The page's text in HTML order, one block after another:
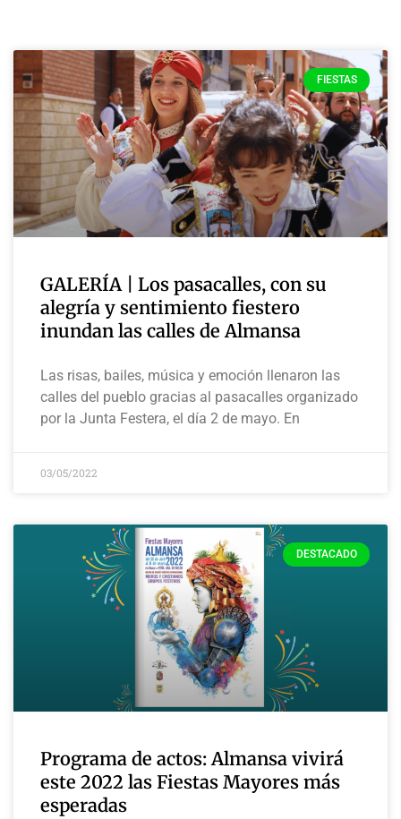
FIESTAS
GALERÍA | Los pasacalles, con su
alegría y sentimiento fiestero
inundan las calles de Almansa
Las risas, bailes, música y emoción llenaron las
calles del pueblo gracias al pasacalles organizado
por la Junta Festera, el día 2 de mayo. En
03/05/2022
DESTACADO
Programa de actos: Almansa vivirá
este 2022 las Fiestas Mayores más
esperadas